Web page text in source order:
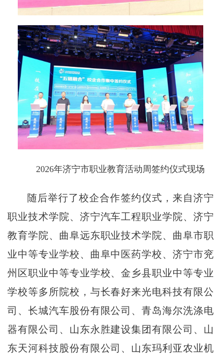
2026年济宁市职业教育活动周签约仪式现场
随后举行了校企合作签约仪式，来自济宁
职业技术学院、济宁汽车工程职业学院、济宁
教育学院、曲阜远东职业技术学院、曲阜市职
业中等专业学校、曲阜中医药学校、济宁市兖
州区职业中等专业学校、金乡县职业中等专业
学校等多所院校，与长春好来光电科技有限公
司、长城汽车股份有限公司、青岛海尔洗涤电
器有限公司、山东永胜建设集团有限公司、山
东天河科技股份有限公司、山东玛利亚农业机